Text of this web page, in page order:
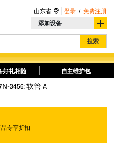
添加设备
搜索
山东省 登录 / 免费注册
好礼相随 自主维护包
3456: 软管 A
专享折扣